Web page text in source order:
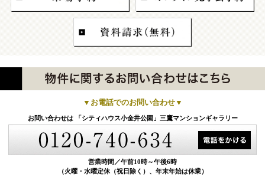
▼お電話でのお問い合わせ▼
お問い合わせは 「シティハウス小金井公園」三鷹マンションギャラリー
営業時間／午前10時～午後6時
（火曜・水曜定休（祝日除く）、年末年始は休業）